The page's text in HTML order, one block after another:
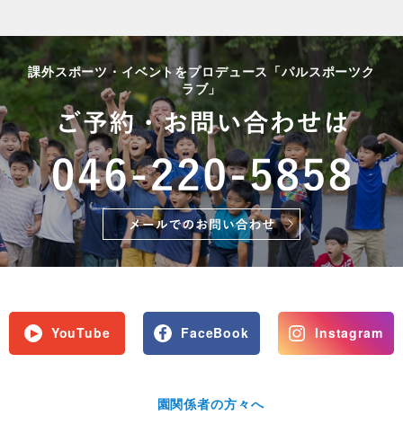
課外スポーツ・イベントをプロデュース「パルスポーツク
ラブ」
YouTube FaceBook Instagram
園関係者の方々へ